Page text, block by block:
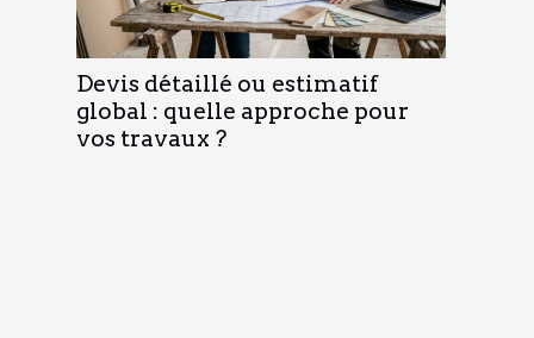
Devis détaillé ou estimatif
global : quelle approche pour
vos travaux ?